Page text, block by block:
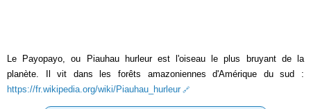
Le Payopayo, ou Piauhau hurleur est l'oiseau le plus bruyant de la
planète. Il vit dans les forêts amazoniennes d'Amérique du sud :
https://fr.wikipedia.org/wiki/Piauhau_hurleur